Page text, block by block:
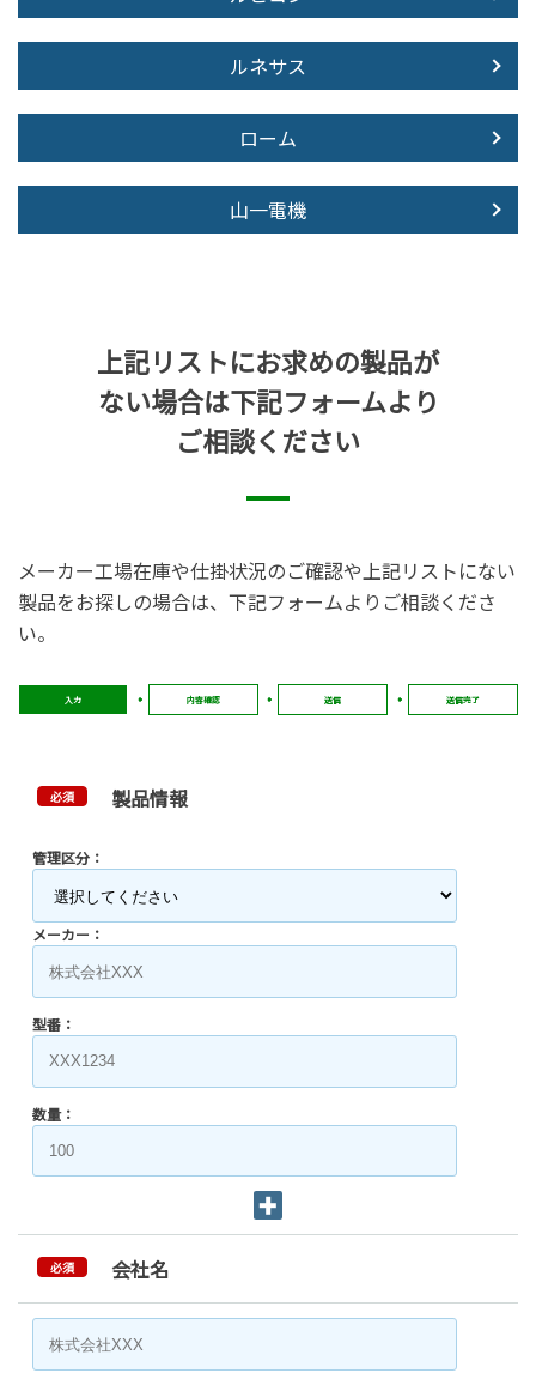
ルネサス
ローム
山一電機
上記リストにお求めの製品が
ない場合は下記フォームより
ご相談ください
メーカー工場在庫や仕掛状況のご確認や上記リストにない
製品をお探しの場合は、下記フォームよりご相談くださ
い。
入力 内容確認 送信 送信完了
必須 製品情報
管理区分：
メーカー：
型番：
数量：
必須 会社名